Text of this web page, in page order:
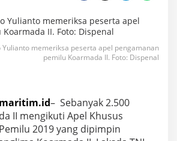
j
u
r
i
a
n
d
o
Yulianto memeriksa peserta apel pengamanan
pemilu Koarmada II. Foto: Dispenal
– Sebanyak 2.500
II mengikuti Apel Khusus
2019 yang dipimpin